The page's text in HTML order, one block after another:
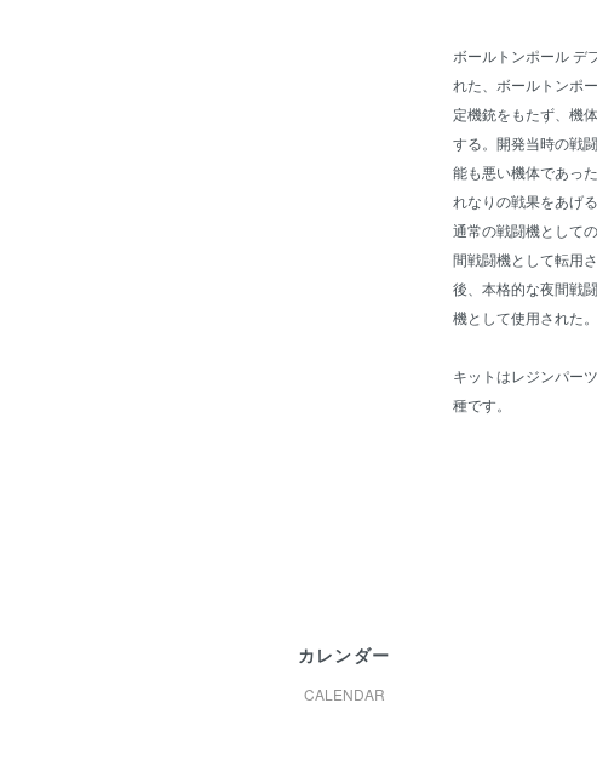
ボールトンポール デ
れた、ボールトンポ
定機銃をもたず、機
する。開発当時の戦
能も悪い機体であっ
れなりの戦果をあげ
通常の戦闘機として
間戦闘機として転用
後、本格的な夜間戦
機として使用された。
キットはレジンパー
種です。
カレンダー
CALENDAR